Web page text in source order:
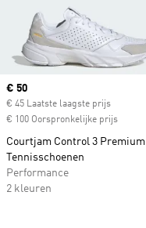
Current price
€ 50
€ 45 Laatste laagste prijs
€ 100 Oorspronkelijke prijs
Courtjam Control 3 Premium
Tennisschoenen
Performance
2 kleuren